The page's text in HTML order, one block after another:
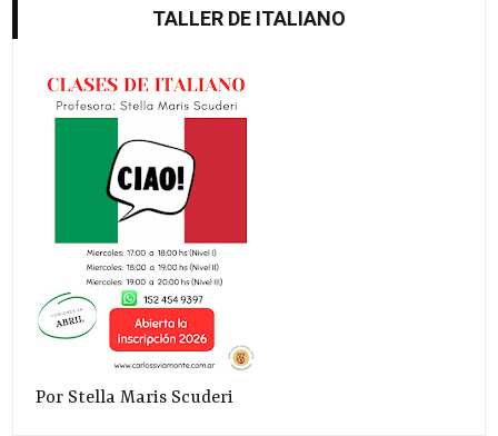
TALLER DE ITALIANO
Por Stella Maris Scuderi